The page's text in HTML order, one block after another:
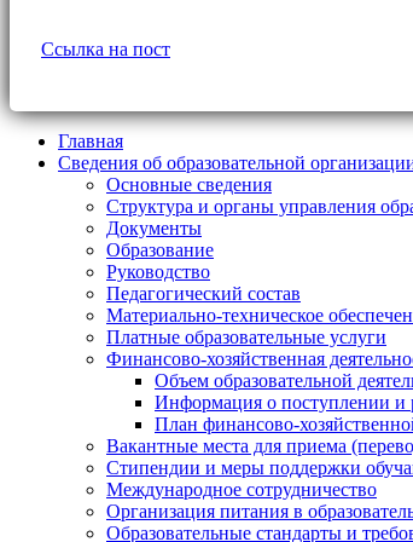
Ссылка на пост
Главная
Сведения об образовательной
Основные сведения
Структура и органы управления
Документы
Образование
Руководство
Педагогический состав
Материально-техническое
Платные образовательные услуги
Финансово-хозяйственная
Объем образовательной
Информация о поступлении и
План финансово-
Вакантные места для приема
Стипендии и меры поддержки
Международное сотрудничество
Организация питания в
Образовательные стандарты и